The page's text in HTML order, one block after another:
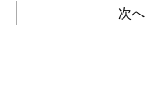
次へ